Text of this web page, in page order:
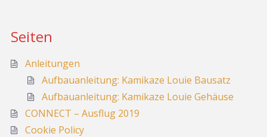
Seiten
Anleitungen
Aufbauanleitung: Kamikaze Louie Bausatz
Aufbauanleitung: Kamikaze Louie Gehäuse
CONNECT – Ausflug 2019
Cookie Policy